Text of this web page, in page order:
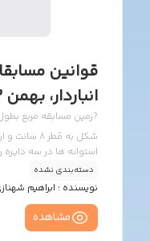
قوانین
انباردار، بهمن 1402
شکل به قطر 8 سانت و ارتفاع 12 سانت و 25 گرم وزن دارد.
دارند و سه دایره رنگی قطر 10 سانت در سمت راست
ابعاد و وزن ربات در
خاطر کنترل راحت تر
دسته‌بندی نشده
نویسنده : ابراهیم
مشاهده